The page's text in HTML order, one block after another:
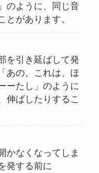
のように、同じ音
とがあります。
を引き延ばして発
あの、これは、ほ
ーたし」のように
伸ばしたりするこ
かなくなってしま
発する前に